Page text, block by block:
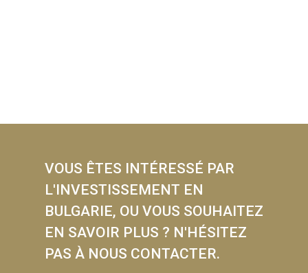
VOUS ÊTES INTÉRESSÉ PAR
L'INVESTISSEMENT EN
BULGARIE, OU VOUS SOUHAITEZ
EN SAVOIR PLUS ? N'HÉSITEZ
PAS À NOUS CONTACTER.